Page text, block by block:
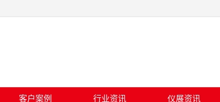
客户案例 行业资讯 仪展资讯